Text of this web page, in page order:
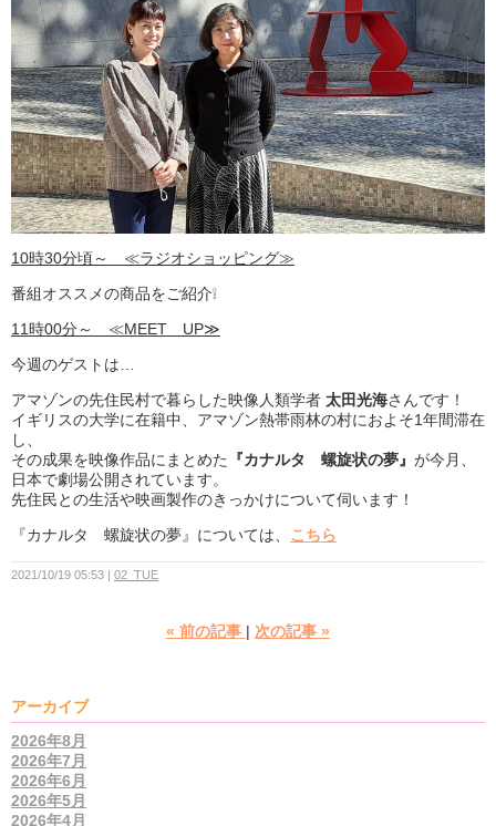
10時30分頃～ ≪ラジオショッピング≫
番組オススメの商品をご紹介❕
11時00分～ ≪MEET UP≫
今週のゲストは…
アマゾンの先住民村で暮らした映像人類学者 太田光海さんです！
イギリスの大学に在籍中、アマゾン熱帯雨林の村におよそ1年間滞在
し、
その成果を映像作品にまとめた
『カナルタ 螺旋状の夢』 が今月、
日本で劇場公開されています。
先住民との生活や映画製作のきっかけについて伺います！
『カナルタ 螺旋状の夢』については、 こちら
2021/10/19 05:53 02_TUE
« 前の記事 次の記事 »
アーカイブ
2026年8月
2026年7月
2026年6月
2026年5月
2026年4月